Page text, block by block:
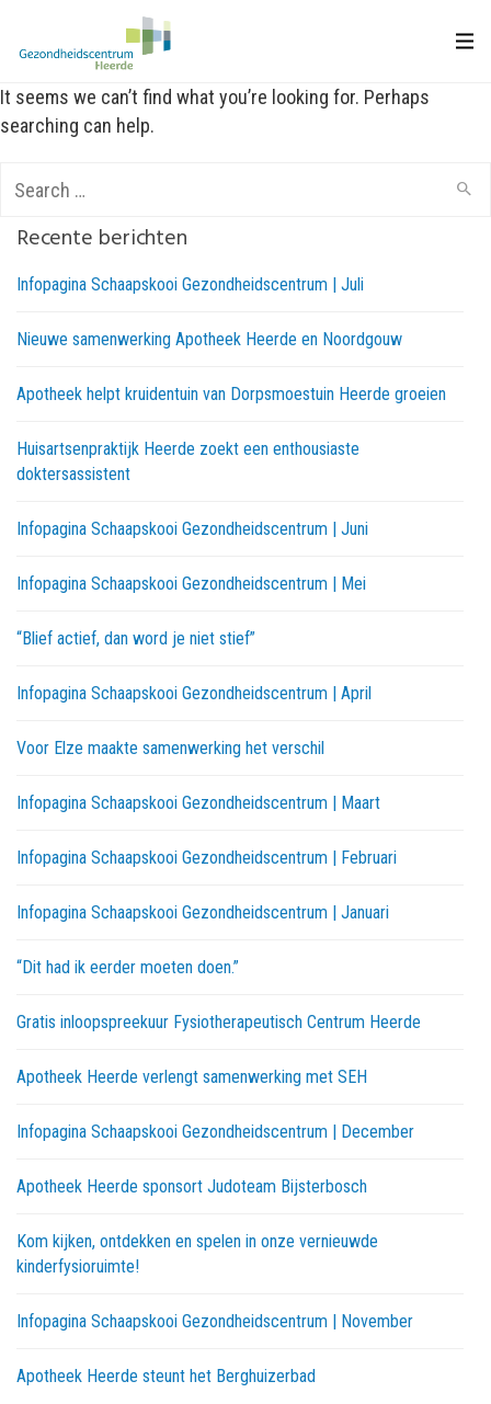
It seems we can’t find what you’re looking for. Perhaps
searching can help.
for:
Recente berichten
Infopagina Schaapskooi Gezondheidscentrum | Juli
Nieuwe samenwerking Apotheek Heerde en Noordgouw
Apotheek helpt kruidentuin van Dorpsmoestuin Heerde groeien
Huisartsenpraktijk Heerde zoekt een enthousiaste
doktersassistent
Infopagina Schaapskooi Gezondheidscentrum | Juni
Infopagina Schaapskooi Gezondheidscentrum | Mei
“Blief actief, dan word je niet stief”
Infopagina Schaapskooi Gezondheidscentrum | April
Voor Elze maakte samenwerking het verschil
Infopagina Schaapskooi Gezondheidscentrum | Maart
Infopagina Schaapskooi Gezondheidscentrum | Februari
Infopagina Schaapskooi Gezondheidscentrum | Januari
“Dit had ik eerder moeten doen.”
Gratis inloopspreekuur Fysiotherapeutisch Centrum Heerde
Apotheek Heerde verlengt samenwerking met SEH
Infopagina Schaapskooi Gezondheidscentrum | December
Apotheek Heerde sponsort Judoteam Bijsterbosch
Kom kijken, ontdekken en spelen in onze vernieuwde
kinderfysioruimte!
Infopagina Schaapskooi Gezondheidscentrum | November
Apotheek Heerde steunt het Berghuizerbad